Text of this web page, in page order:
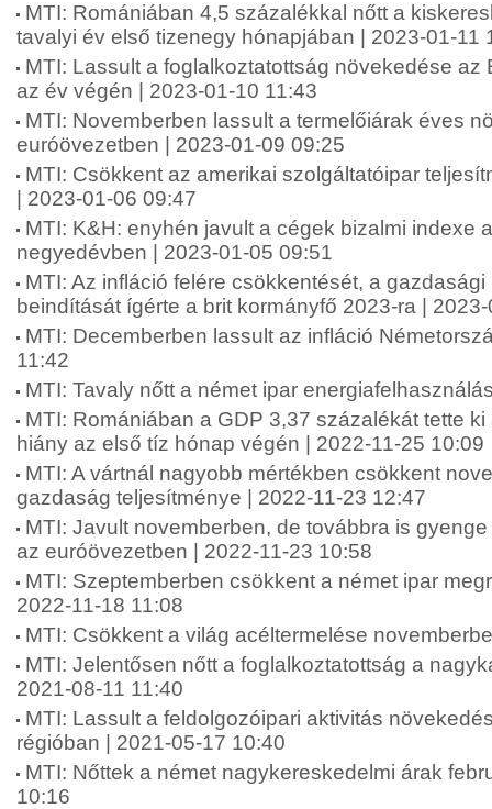
MTI: Romániában 4,5 százalékkal nőtt a
tavalyi év első tizenegy hónapjában | 2023-01-11
MTI: Lassult a foglalkoztatottság növekedése az
az év végén | 2023-01-10 11:43
MTI: Novemberben lassult a termelőiárak éves
euróövezetben | 2023-01-09 09:25
MTI: Csökkent az amerikai szolgáltatóipar
| 2023-01-06 09:47
MTI: K&H: enyhén javult a cégek bizalmi indexe
negyedévben | 2023-01-05 09:51
MTI: Az infláció felére csökkentését, a
beindítását ígérte a brit kormányfő 2023-ra |
MTI: Decemberben lassult az infláció
11:42
MTI: Tavaly nőtt a német ipar
MTI: Romániában a GDP 3,37 százalékát tette
hiány az első tíz hónap végén | 2022-11-25 10:09
MTI: A vártnál nagyobb mértékben csökkent
gazdaság teljesítménye | 2022-11-23 12:47
MTI: Javult novemberben, de továbbra is
az euróövezetben | 2022-11-23 10:58
MTI: Szeptemberben csökkent a német ipar
2022-11-18 11:08
MTI: Csökkent a világ acéltermelése
MTI: Jelentősen nőtt a foglalkoztatottság a
2021-08-11 11:40
MTI: Lassult a feldolgozóipari aktivitás
régióban | 2021-05-17 10:40
MTI: Nőttek a német nagykereskedelmi árak
10:16